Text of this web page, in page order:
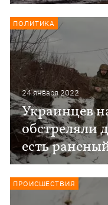
24 января 2022
Украинцев
обстреляли
есть
ПОЛИТИКА
ПРОИСШЕСТВИЯ